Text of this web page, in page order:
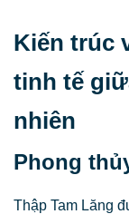
Kiến trúc
tinh tế
nhiên
Phong
Thập Tam Lăng